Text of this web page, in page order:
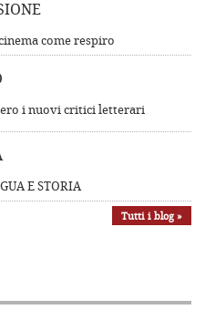
come respiro
i nuovi critici letterari
E STORIA
Tutti i blog »